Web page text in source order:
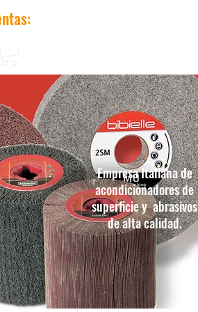
Empresa Italiana de
acondicionadores de
superficie y abrasivos
de alta calidad.